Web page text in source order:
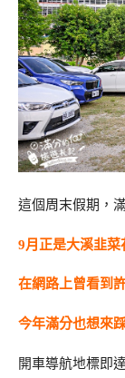
這個周末假期，
9月正是大溪韭
在網路上曾看到
今年滿分也想來
開車導航地標即